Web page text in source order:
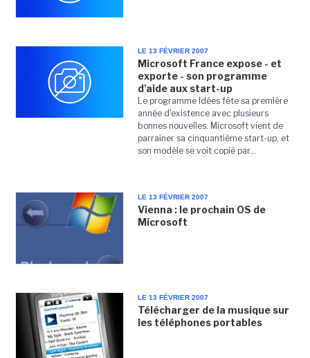
LE 13 FÉVRIER 2007
Microsoft France expose - et
exporte - son programme
d'aide aux start-up
Le programme Idées fête sa première
année d'existence avec plusieurs
bonnes nouvelles. Microsoft vient de
parrainer sa cinquantième start-up, et
son modèle se voit copié par...
LE 13 FÉVRIER 2007
Vienna : le prochain OS de
Microsoft
LE 13 FÉVRIER 2007
Télécharger de la musique sur
les téléphones portables